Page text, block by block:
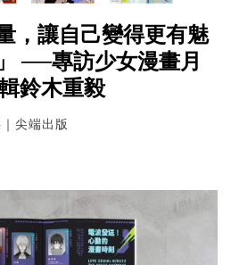
，讓自己變得更有魅
──專訪少女漫畫月
鈴木重毅
尖端出版